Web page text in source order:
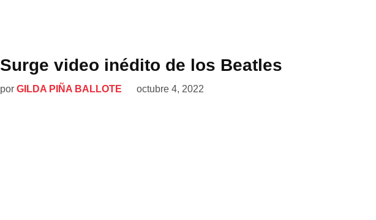
Surge video inédito de los Beatles
por GILDA PIÑA BALLOTE octubre 4, 2022